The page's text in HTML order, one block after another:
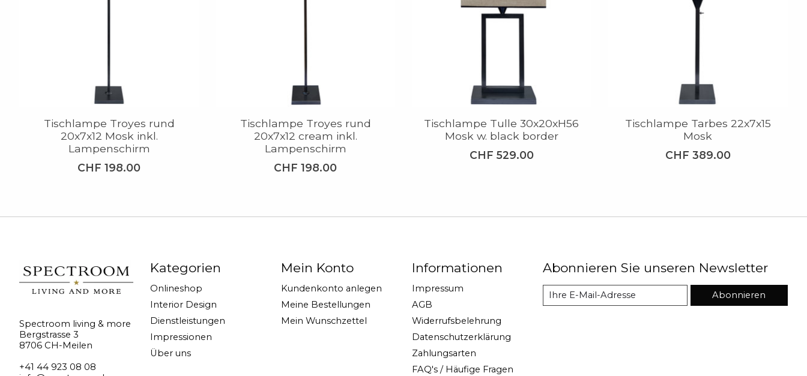
Tischlampe Troyes rund
20x7x12 Mosk inkl.
Lampenschirm
CHF 198.00
Tischlampe Troyes rund
20x7x12 cream inkl.
Lampenschirm
CHF 198.00
Tischlampe Tulle 30x20xH56
Mosk w. black border
CHF 529.00
Tischlampe Tarbes 22x7x15
Mosk
CHF 389.00
Spectroom living & more
Bergstrasse 3
8706 CH-Meilen
+41 44 923 08 08
Kategorien
Onlineshop
Interior Design
Dienstleistungen
Impressionen
Über uns
Mein Konto
Kundenkonto anlegen
Meine Bestellungen
Mein Wunschzettel
Informationen
Impressum
AGB
Widerrufsbelehrung
Datenschutzerklärung
Zahlungsarten
FAQ's / Häufige Fragen
Abonnieren Sie unseren Newsletter
Abonnieren